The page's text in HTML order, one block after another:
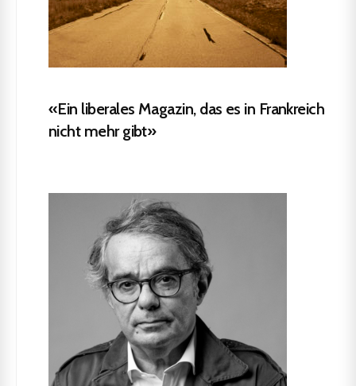
«Ein liberales Magazin, das es in Frankreich
nicht mehr gibt»